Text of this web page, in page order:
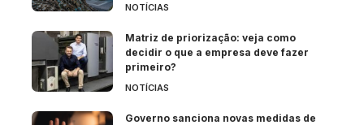
NOTÍCIAS
Matriz de priorização: veja como
decidir o que a empresa deve fazer
primeiro?
NOTÍCIAS
Governo sanciona novas medidas de